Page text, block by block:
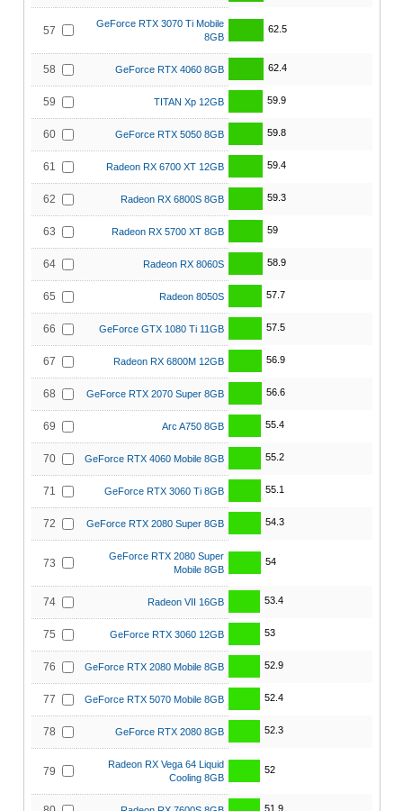
57
GeForce RTX 3070 Ti Mobile
8GB
62.5
58 GeForce RTX 4060 8GB 62.4
59 TITAN Xp 12GB 59.9
60 GeForce RTX 5050 8GB 59.8
61 Radeon RX 6700 XT 12GB 59.4
62 Radeon RX 6800S 8GB 59.3
63 Radeon RX 5700 XT 8GB 59
64 Radeon RX 8060S 58.9
65 Radeon 8050S 57.7
66 GeForce GTX 1080 Ti 11GB 57.5
67 Radeon RX 6800M 12GB 56.9
68 GeForce RTX 2070 Super 8GB 56.6
69 Arc A750 8GB 55.4
70 GeForce RTX 4060 Mobile 8GB 55.2
71 GeForce RTX 3060 Ti 8GB 55.1
72 GeForce RTX 2080 Super 8GB 54.3
73
GeForce RTX 2080 Super
Mobile 8GB
54
74 Radeon VII 16GB 53.4
75 GeForce RTX 3060 12GB 53
76 GeForce RTX 2080 Mobile 8GB 52.9
77 GeForce RTX 5070 Mobile 8GB 52.4
78 GeForce RTX 2080 8GB 52.3
79
Radeon RX Vega 64 Liquid
Cooling 8GB
52
51.9